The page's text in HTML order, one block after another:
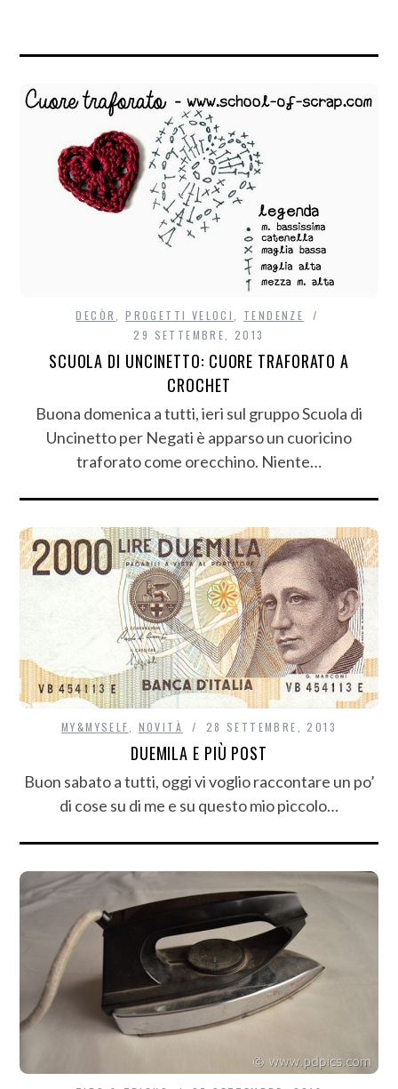
DECÒR,PROGETTI VELOCI, TENDENZE
29 SETTEMBRE, 2013
SCUOLA DI UNCINETTO: CUORE TRAFORATO A
CROCHET
Buona domenica a tutti, ieri sul gruppo Scuola di
Uncinetto per Negati è apparso un cuoricino
traforato come orecchino. Niente…
MY&MYSELF NOVITÀ 28 SETTEMBRE, 2013
DUEMILA E PIÙ POST
Buon sabato a tutti, oggi vi voglio raccontare un po’
di cose su di me e su questo mio piccolo…